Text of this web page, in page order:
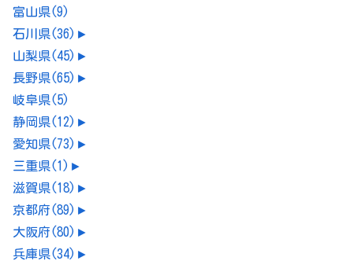
富山県(9)
石川県(36) ►
山梨県(45) ►
長野県(65) ►
岐阜県(5)
静岡県(12) ►
愛知県(73) ►
三重県(1) ►
滋賀県(18) ►
京都府(89) ►
大阪府(80) ►
兵庫県(34) ►